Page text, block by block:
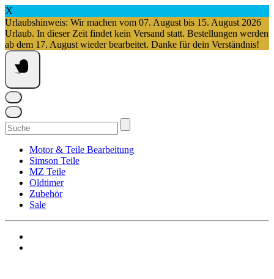
X
Urlaubshinweis: Wir machen vom 07. August bis 15. August 2026
Urlaub. In dieser Zeit findet kein Versand statt. Bestellungen werden
ab dem 17. August wieder bearbeitet. Danke für dein Verständnis!
Springe
zum
Inhalt
Suchen
nach:
Motor & Teile Bearbeitung
Simson Teile
MZ Teile
Oldtimer
Zubehör
Sale